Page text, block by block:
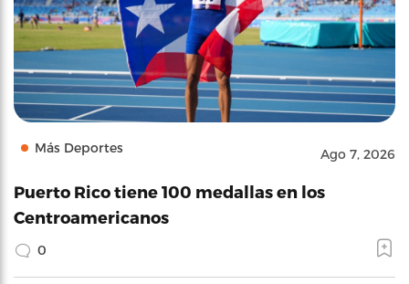
Más Deportes Ago 7, 2026
Puerto Rico tiene 100 medallas en los
Centroamericanos
0